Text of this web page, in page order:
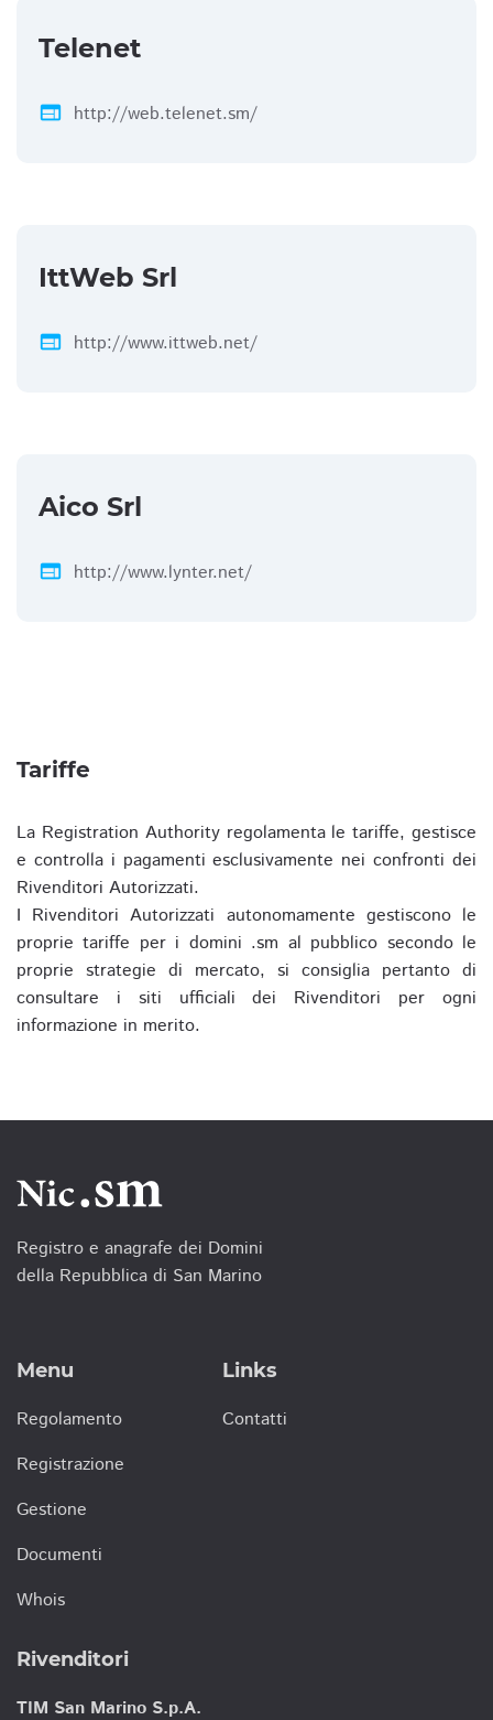
Telenet
web http://web.telenet.sm/
IttWeb Srl
web http://www.ittweb.net/
Aico Srl
web http://www.lynter.net/
Tariffe
La Registration Authority regolamenta le tariffe, gestisce
e controlla i pagamenti esclusivamente nei confronti dei
Rivenditori Autorizzati.
I Rivenditori Autorizzati autonomamente gestiscono le
proprie tariffe per i domini .sm al pubblico secondo le
proprie strategie di mercato, si consiglia pertanto di
consultare i siti ufficiali dei Rivenditori per ogni
informazione in merito.
Registro e anagrafe dei Domini
della Repubblica di San Marino
Menu
Regolamento
Registrazione
Gestione
Documenti
Whois
Links
Contatti
Rivenditori
TIM San Marino S.p.A.